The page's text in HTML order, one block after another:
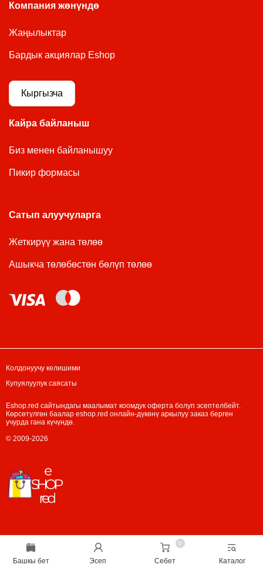
Башкы бет Эсеп
0
Себет Каталог
Компания жөнүндө
Жаңылыктар
Бардык акциялар Eshop
Кыргызча
Кайра байланыш
Биз менен байланышуу
Пикир формасы
Сатып алуучуларга
Жеткирүү жана төлөө
Ашыкча төлөбөстөн бөлүп төлөө
Колдонуучу келишими
Купуялуулук саясаты
Eshop.red сайтындагы маалымат коомдук оферта болуп эсептелбейт.
Көрсөтүлгөн баалар eshop.red онлайн-дүкөнү аркылуу заказ берген
учурда гана күчүндө.
© 2009-2026